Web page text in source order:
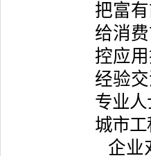
把富
给消
控应
经验
专业
城市
企业